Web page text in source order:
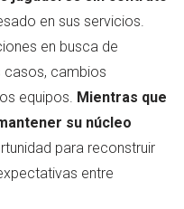
en sus servicios.
en busca de
casos, cambios
equipos. Mientras que
su núcleo
para reconstruir
entre